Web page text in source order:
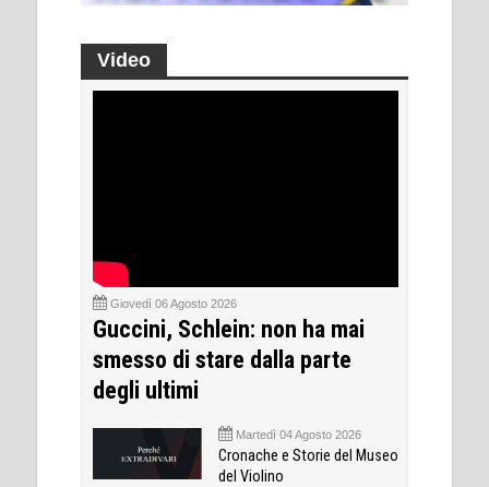
Video
Giovedì 06 Agosto 2026
Guccini, Schlein: non ha mai
smesso di stare dalla parte
degli ultimi
Martedì 04 Agosto 2026
Cronache e Storie del Museo
del Violino